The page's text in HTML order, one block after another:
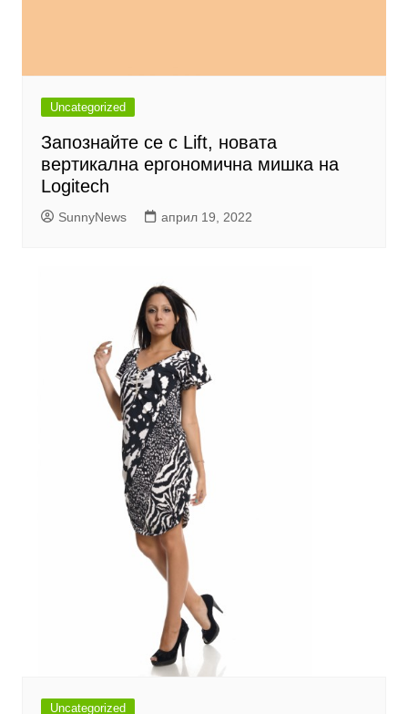
Uncategorized
Запознайте се с Lift, новата
вертикална ергономична мишка на
Logitech
SunnyNews април 19, 2022
Uncategorized